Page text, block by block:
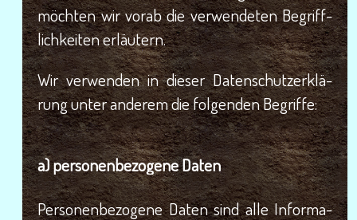
möch­ten wir vor­ab die ver­wen­de­ten Begriff­
lich­kei­ten erläutern.
Wir ver­wen­den in die­ser Daten­schutz­er­klä­
rung unter ande­rem die fol­gen­den Begriffe:
a) per­so­nen­be­zo­ge­ne Daten
Per­so­nen­be­zo­ge­ne Daten sind alle Infor­ma­